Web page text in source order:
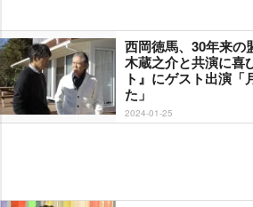
西岡徳馬、30年来の
木蔵之介と共演に
ト』にゲスト出演「
た」
2024-01-25